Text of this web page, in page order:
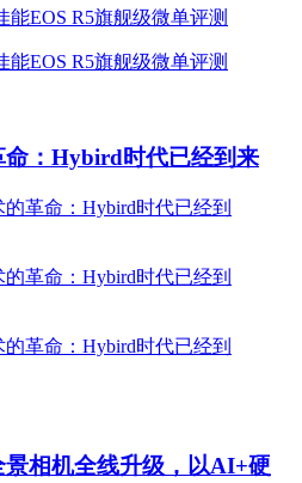
命：Hybird时代已经到来
相机全线升级，以AI+硬